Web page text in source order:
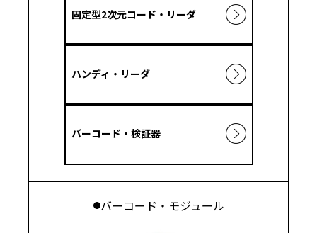
固定型2次元コード・リーダ
ハンディ・リーダ
バーコード・検証器
バーコード・モジュール